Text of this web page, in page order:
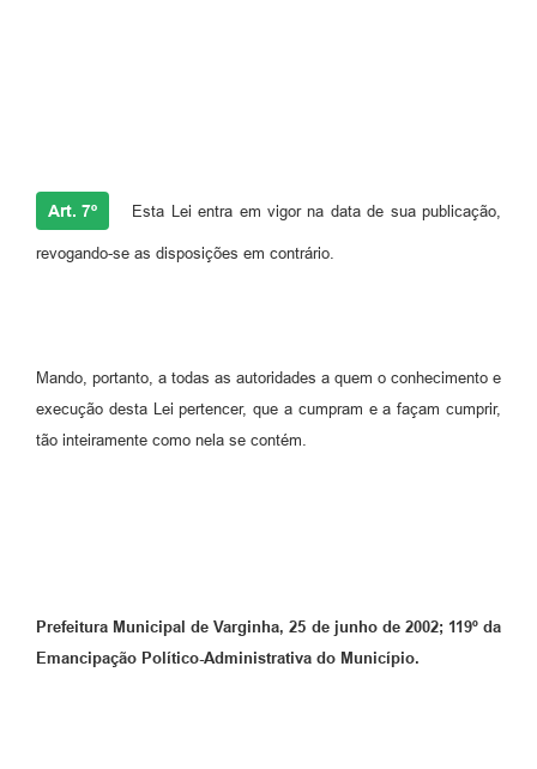
Art. 7º Esta Lei entra em vigor na data de sua publicação,
revogando-se as disposições em contrário.
Mando, portanto, a todas as autoridades a quem o conhecimento e
execução desta Lei pertencer, que a cumpram e a façam cumprir,
tão inteiramente como nela se contém.
Prefeitura Municipal de Varginha, 25 de junho de 2002; 119º da
Emancipação Político-Administrativa do Município.